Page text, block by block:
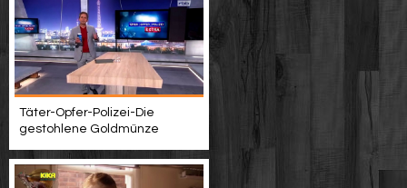
Täter-Opfer-Polizei-Die
gestohlene Goldmünze